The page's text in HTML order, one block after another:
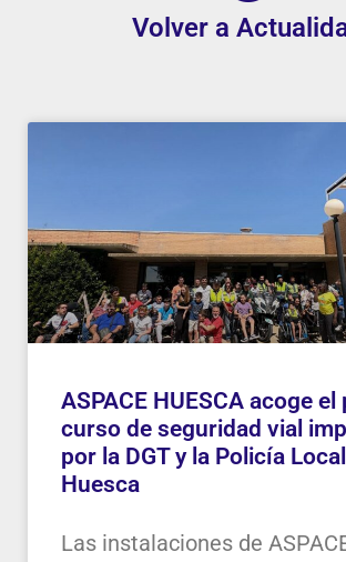
Volver a
ASPACE HUESCA acoge
curso de seguridad vial
por la DGT y la Policía
Huesca
Las instalaciones de